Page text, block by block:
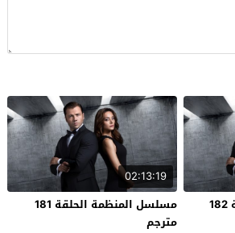
مسلسل المنظمة الحلقة 182
02:13:19
مسلسل المنظمة الحلقة 181
مترجم